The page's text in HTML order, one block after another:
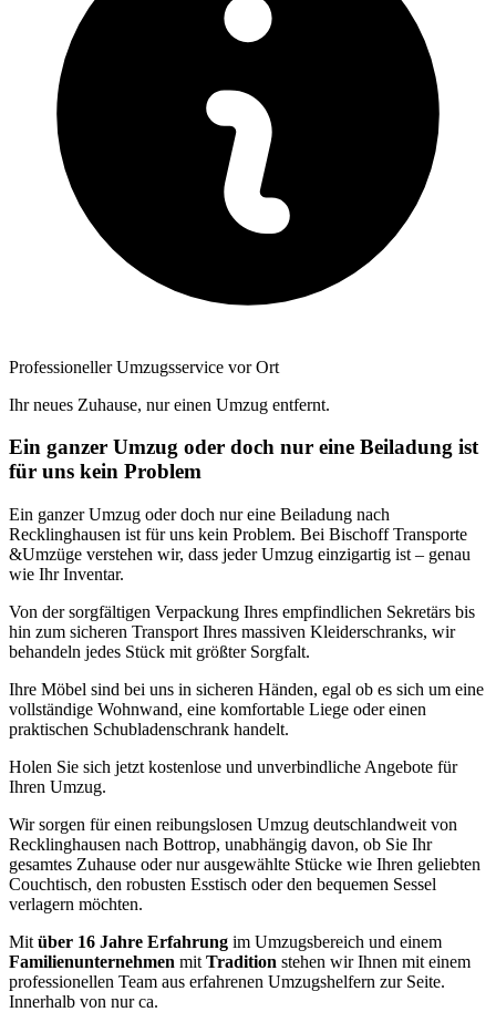
Professioneller Umzugsservice vor Ort
Ihr neues Zuhause, nur einen Umzug entfernt.
Ein ganzer Umzug oder doch nur eine Beiladung ist
für uns kein Problem
Ein ganzer Umzug oder doch nur eine Beiladung nach
Recklinghausen ist für uns kein Problem. Bei Bischoff Transporte
&Umzüge verstehen wir, dass jeder Umzug einzigartig ist – genau
wie Ihr Inventar.
Von der sorgfältigen Verpackung Ihres empfindlichen Sekretärs bis
hin zum sicheren Transport Ihres massiven Kleiderschranks, wir
behandeln jedes Stück mit größter Sorgfalt.
Ihre Möbel sind bei uns in sicheren Händen, egal ob es sich um eine
vollständige Wohnwand, eine komfortable Liege oder einen
praktischen Schubladenschrank handelt.
Holen Sie sich jetzt kostenlose und unverbindliche Angebote für
Ihren Umzug.
Wir sorgen für einen reibungslosen Umzug deutschlandweit von
Recklinghausen nach Bottrop, unabhängig davon, ob Sie Ihr
gesamtes Zuhause oder nur ausgewählte Stücke wie Ihren geliebten
Couchtisch, den robusten Esstisch oder den bequemen Sessel
verlagern möchten.
Mit über 16 Jahre Erfahrung im Umzugsbereich und einem
Familienunternehmen mit Tradition stehen wir Ihnen mit einem
professionellen Team aus erfahrenen Umzugshelfern zur Seite.
Innerhalb von nur ca.